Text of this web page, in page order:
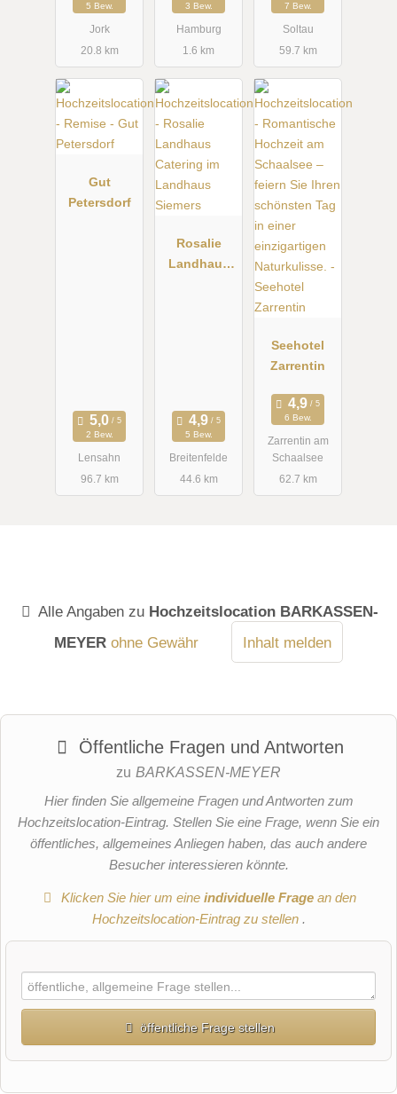
5 Bew.
Jork
20.8 km
3 Bew.
Hamburg
1.6 km
7 Bew.
Soltau
59.7 km
Gut
Petersdorf
2 Bew.
Lensahn
96.7 km
Rosalie
Landhaus
5 Bew.
Breitenfelde
44.6 km
Seehotel
Zarrentin
6 Bew.
Zarrentin am
Schaalsee
62.7 km
Alle Angaben zu Hochzeitslocation BARKASSEN-
MEYER ohne Gewähr Inhalt melden
Öffentliche Fragen und Antworten
zu BARKASSEN-MEYER
Hier finden Sie allgemeine Fragen und Antworten zum
Hochzeitslocation-Eintrag. Stellen Sie eine Frage, wenn Sie ein
öffentliches, allgemeines Anliegen haben, das auch andere
Besucher interessieren könnte.
Klicken Sie hier um eineindividuelle Frage an den
Hochzeitslocation-Eintrag zu stellen .
öffentliche Frage stellen